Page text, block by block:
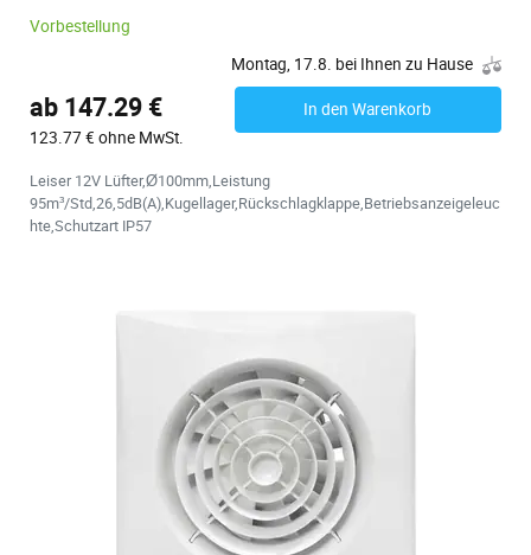
Vorbestellung
Montag, 17.8. bei Ihnen zu Hause
ab 147.29 €
123.77 € ohne MwSt.
In den Warenkorb
Leiser 12V Lüfter,Ø100mm,Leistung
95m³/Std,26,5dB(A),Kugellager,Rückschlagklappe,Betriebsanzeigeleuc
hte,Schutzart IP57